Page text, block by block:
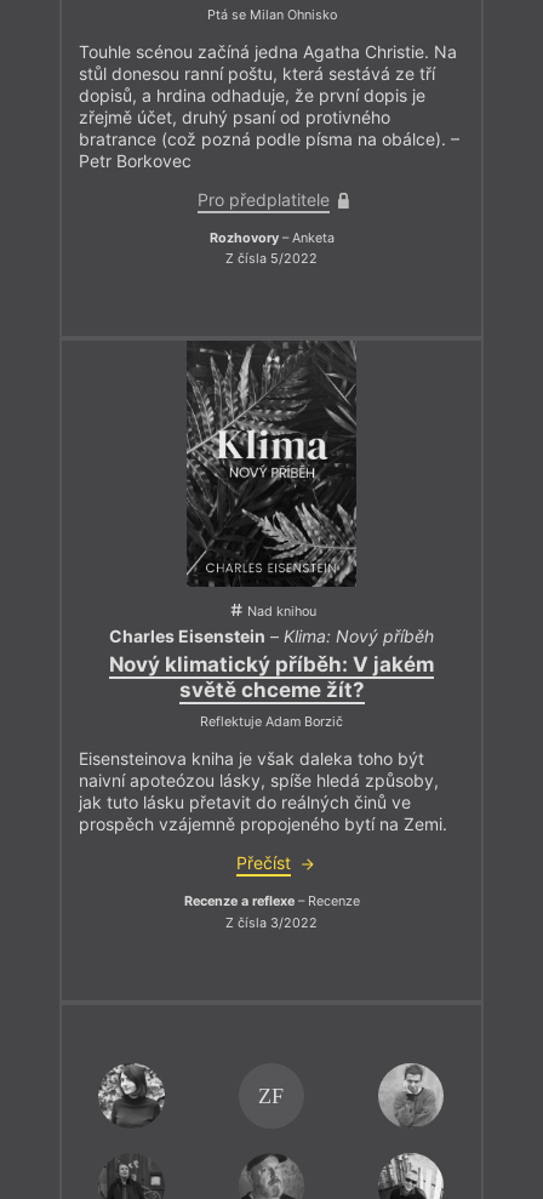
Ptá se Milan Ohnisko
Touhle scénou začíná jedna Agatha Christie. Na
stůl donesou ranní poštu, která sestává ze tří
dopisů, a hrdina odhaduje, že první dopis je
zřejmě účet, druhý psaní od protivného
bratrance (což pozná podle písma na obálce). –
Petr Borkovec
Pro předplatitele
Rozhovory– Anketa
Z čísla 5/2022
Nad knihou
Charles Eisenstein – Klima: Nový příběh
Nový klimatický příběh: V jakém
světě chceme žít?
Reflektuje Adam Borzič
Eisensteinova kniha je však daleka toho být
naivní apoteózou lásky, spíše hledá způsoby,
jak tuto lásku přetavit do reálných činů ve
prospěch vzájemně propojeného bytí na Zemi.
Přečíst
Recenze a reflexe– Recenze
Z čísla 3/2022
ZF